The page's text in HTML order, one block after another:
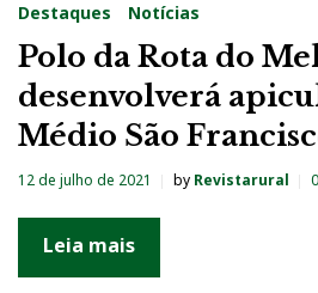
Destaques Notícias
Polo da Rota do
desenvolverá
Médio São
12 de julho de 2021 by Revistarural 0
Leia mais